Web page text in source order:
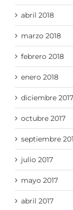
abril 2018
marzo 2018
febrero 2018
enero 2018
diciembre 2017
octubre 2017
septiembre
julio 2017
mayo 2017
abril 2017